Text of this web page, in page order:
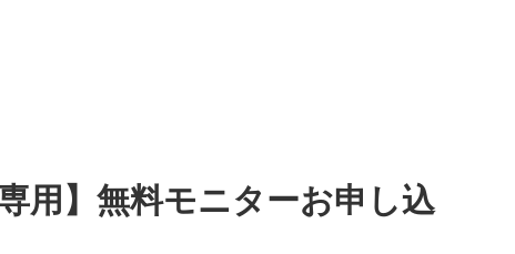
用】無料モニターお申し込